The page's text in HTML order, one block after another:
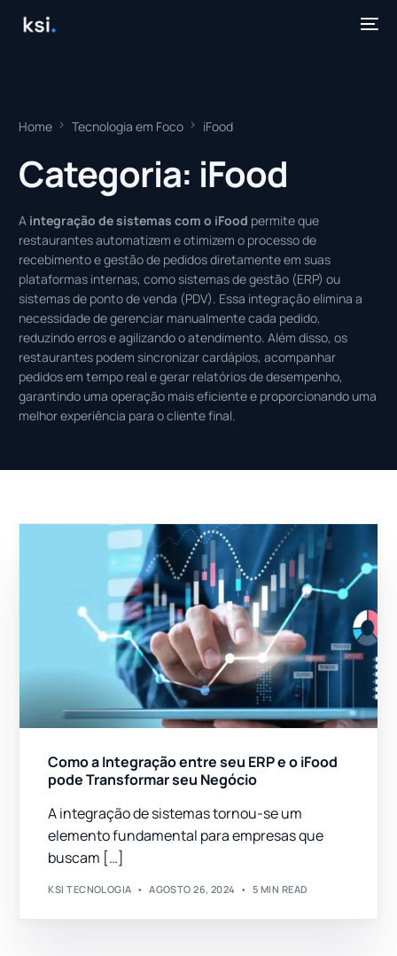
Home Tecnologia em Foco iFood
Categoria: iFood
A integração de sistemas com o iFood permite que
restaurantes automatizem e otimizem o processo de
recebimento e gestão de pedidos diretamente em suas
plataformas internas, como sistemas de gestão (ERP) ou
sistemas de ponto de venda (PDV). Essa integração elimina a
necessidade de gerenciar manualmente cada pedido,
reduzindo erros e agilizando o atendimento. Além disso, os
restaurantes podem sincronizar cardápios, acompanhar
pedidos em tempo real e gerar relatórios de desempenho,
garantindo uma operação mais eficiente e proporcionando uma
melhor experiência para o cliente final.
Como a Integração entre seu ERP e o iFood
pode Transformar seu Negócio
A integração de sistemas tornou-se um
elemento fundamental para empresas que
buscam […]
KSI TECNOLOGIA AGOSTO 26, 2024 5 MIN READ